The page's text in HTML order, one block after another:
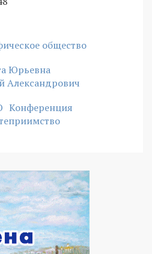
общество
Юрьевна
Александрович
Конференция